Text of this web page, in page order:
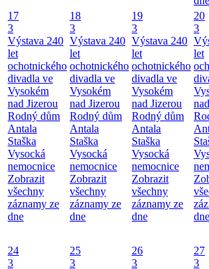
17
3
Výstava 240
let
ochotnického
divadla ve
Vysokém
nad Jizerou
Rodný dům
Antala
Staška
Vysocká
nemocnice
Zobrazit
všechny
záznamy ze
dne
18
3
Výstava 240
let
ochotnického
divadla ve
Vysokém
nad Jizerou
Rodný dům
Antala
Staška
Vysocká
nemocnice
Zobrazit
všechny
záznamy ze
dne
19
3
Výstava 240
let
ochotnického
divadla ve
Vysokém
nad Jizerou
Rodný dům
Antala
Staška
Vysocká
nemocnice
Zobrazit
všechny
záznamy ze
dne
20
3
let
dne
24
3
25
3
26
3
27
3